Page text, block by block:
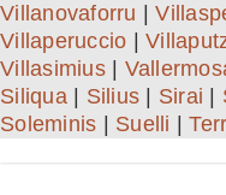
Villanovaforru |
Villaperuccio
Villasimius|
Siliqua| Silius Sirai
Soleminis
Suelli |